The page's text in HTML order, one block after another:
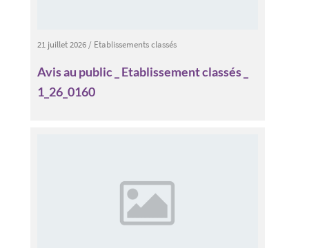
21 juillet 2026/ Etablissements classés
Avis au public _ Etablissement classés _
1_26_0160